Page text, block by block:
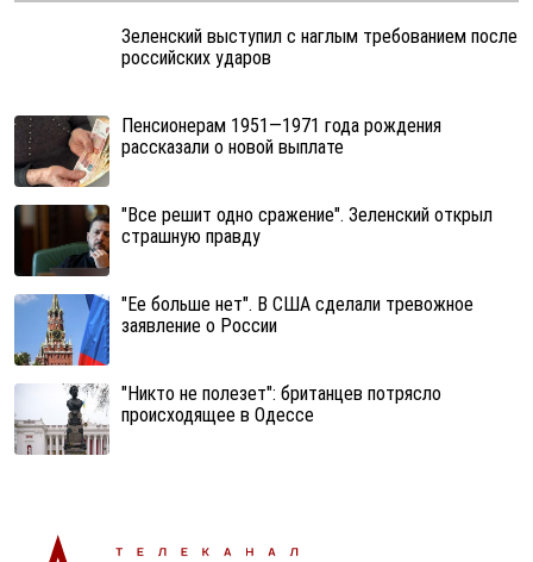
Зеленский выступил с наглым требованием после
российских ударов
Пенсионерам 1951—1971 года рождения
рассказали о новой выплате
"Все решит одно сражение". Зеленский открыл
страшную правду
"Ее больше нет". В США сделали тревожное
заявление о России
"Никто не полезет": британцев потрясло
происходящее в Одессе